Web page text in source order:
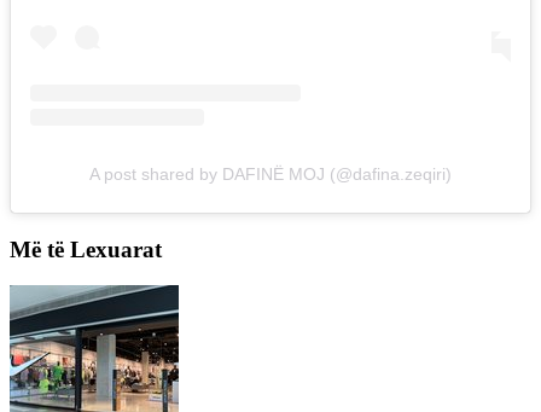
A post shared by DAFINË MOJ (@dafina.zeqiri)
Më të Lexuarat